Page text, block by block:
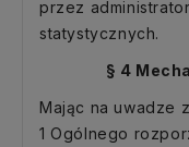
przez
statystycznych.
§ 4
Mając na uwadze
1 Ogólnego